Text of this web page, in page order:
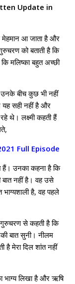
Update in
मेहमान आ जाता है और
को बताती है कि
मलिष्का बहुत अच्छी
बीच कुछ भी नहीं
सही नहीं है और
थे। लक्ष्मी कहती हैं
Full Episode
उनका कहना है कि
नहीं है। वह उसे
है, वह पहले
गुरुचरण से कहती है कि
बात सुनी। नीलम
है मेरा दिल शांत नहीं
भाग्य लिखा है और ऋषि